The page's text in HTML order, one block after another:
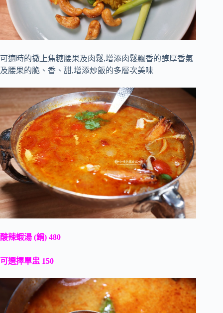
可適時的撒上焦糖腰果及肉鬆,增添肉鬆飄香的醇厚香氣
及腰果的脆、香、甜,增添炒飯的多層次美味
酸辣蝦湯 (鍋) 480
可選擇單盅 150